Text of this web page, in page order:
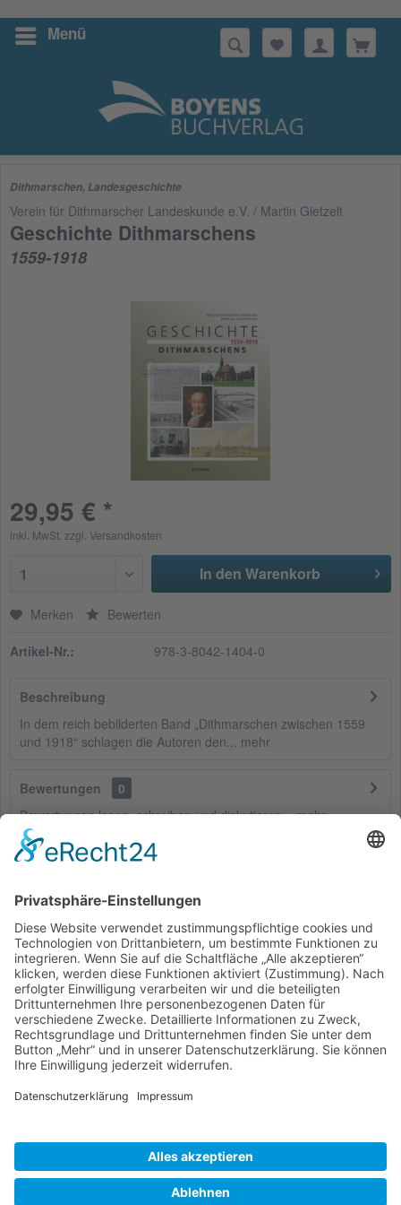
Menü
Suchen
Dithmarschen, Landesgeschichte
Verein für Dithmarscher Landeskunde e.V. / Martin Gietzelt
Geschichte Dithmarschens
1559-1918
29,95 € *
inkl. MwSt. zzgl. Versandkosten
1 In den Warenkorb
Merken Bewerten
Artikel-Nr.: 978-3-8042-1404-0
Beschreibung
In dem reich bebilderten Band „Dithmarschen zwischen 1559
und 1918“ schlagen die Autoren den... mehr
Bewertungen
0
Bewertungen lesen, schreiben und diskutieren...mehr
Kunden haben sich ebenfalls angesehen
Service Hotline
Shop Service
Informationen
* Alle Preise inkl. gesetzl. Mehrwertsteuer zzgl.Versandkostenund ggf.
Nachnahmegebühren, wenn nicht anders beschrieben
Bestellung Downloads
Widerrufsbelehrung Datenschutz
Impressum